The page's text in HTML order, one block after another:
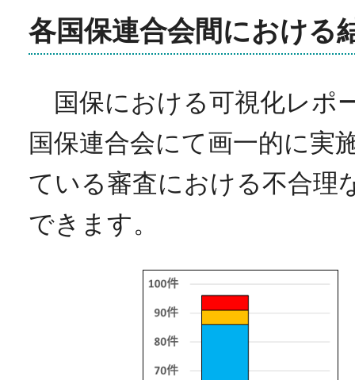
各国保連合会間における
国保における可視化レポ
国保連合会にて画一的に実
ている審査における不合理
できます。